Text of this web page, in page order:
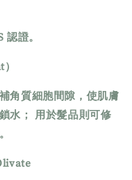
證。
角質細胞間隙，使肌膚
水； 用於髮品則可修